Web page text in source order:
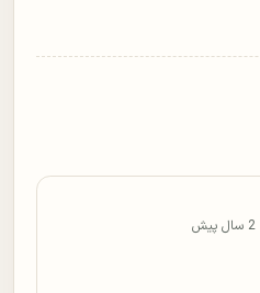
2 سال پیش